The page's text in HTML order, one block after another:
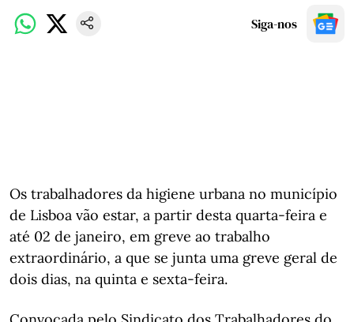
Siga-nos
Os trabalhadores da higiene urbana no município
de Lisboa vão estar, a partir desta quarta-feira e
até 02 de janeiro, em greve ao trabalho
extraordinário, a que se junta uma greve geral de
dois dias, na quinta e sexta-feira.